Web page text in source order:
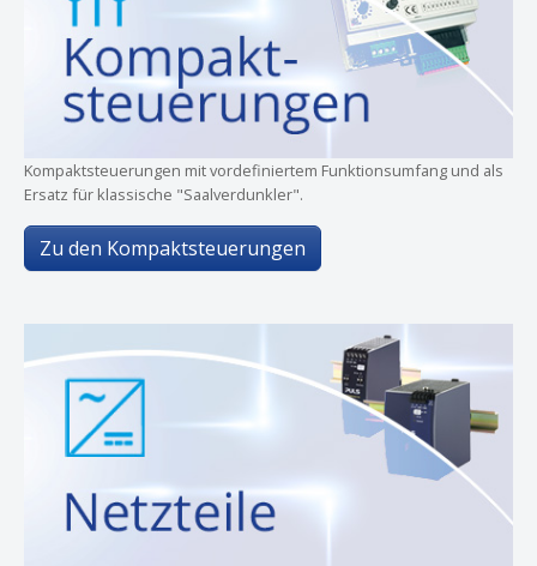
Kompaktsteuerungen mit vordefiniertem Funktionsumfang und als
Ersatz für klassische "Saalverdunkler".
Zu den Kompaktsteuerungen